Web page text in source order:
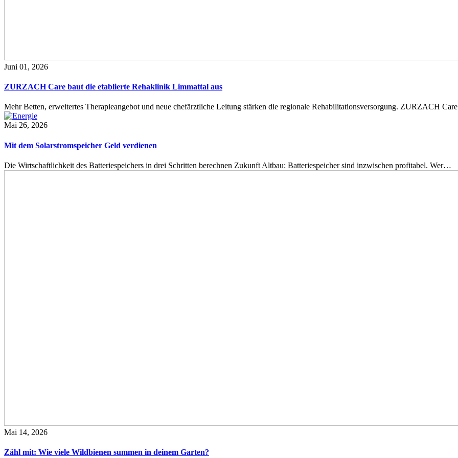
Juni 01, 2026
ZURZACH Care baut die etablierte Rehaklinik Limmattal aus
Mehr Betten, erweitertes Therapieangebot und neue chefärztliche Leitung stärken die regionale Rehabilitationsversorgung. ZURZACH
Mai 26, 2026
Mit dem Solarstromspeicher Geld verdienen
Die Wirtschaftlichkeit des Batteriespeichers in drei Schritten berechnen Zukunft Altbau: Batteriespeicher sind inzwischen profitabel. Wer…
Mai 14, 2026
Zähl mit: Wie viele Wildbienen summen in deinem Garten?